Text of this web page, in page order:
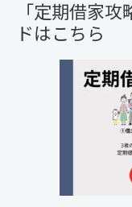
「定期借家
ドはこちら